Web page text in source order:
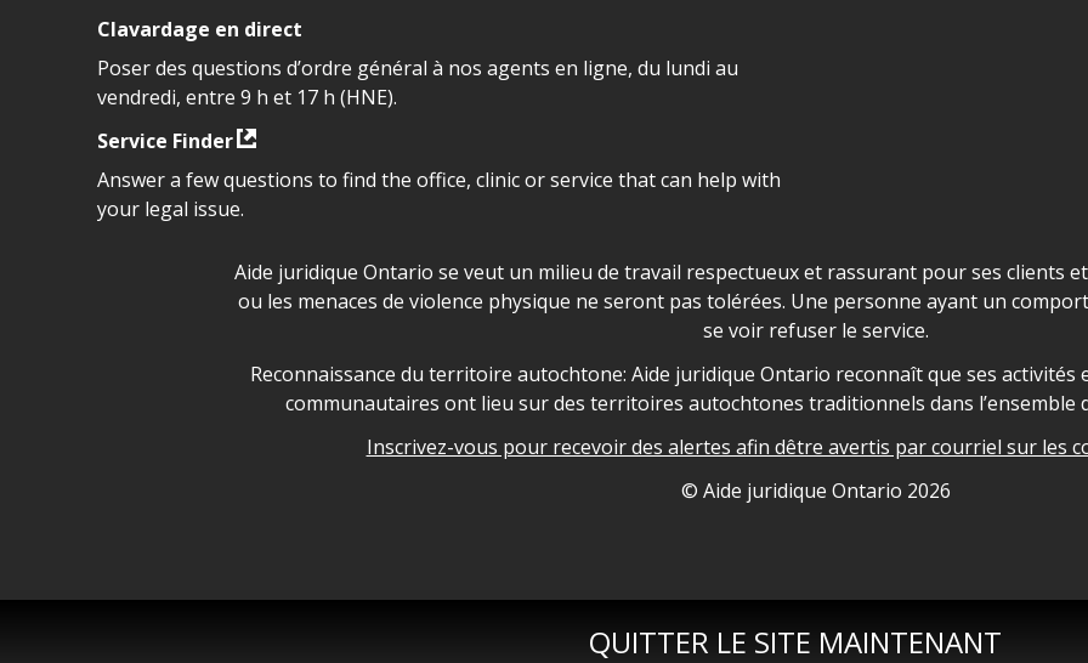
QUITTER LE SITE MAINTENANT
Clavardage en direct
Poser des questions d’ordre général à nos agents en ligne, du lundi au
vendredi, entre 9 h et 17 h (HNE).
Service Finder
Answer a few questions to find the office, clinic or service that can help with
your legal issue.
Déclaration sur la sécurité dans les locaux d'AJO.
Aide juridique Ontario se veut un milieu de travail respectueux et rassurant pour ses clients
ou les menaces de violence physique ne seront pas tolérées. Une personne ayant un
se voir refuser le service.
Legal Aid Ontario land acknowledgement
Reconnaissance du territoire autochtone: Aide juridique Ontario reconnaît que ses activités
communautaires ont lieu sur des territoires autochtones traditionnels dans l’ensemble
Inscrivez-vous pour recevoir des alertes afin dêtre avertis par courriel sur les
© Aide juridique Ontario 2026